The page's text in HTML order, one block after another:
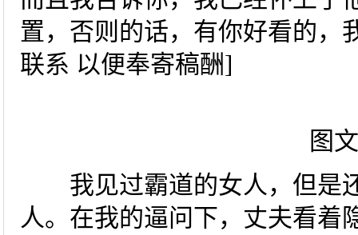
置，否则的话，有你好看的，
联系 以便奉寄稿酬]
图
我见过霸道的女人，但是
人。在我的逼问下，丈夫看着